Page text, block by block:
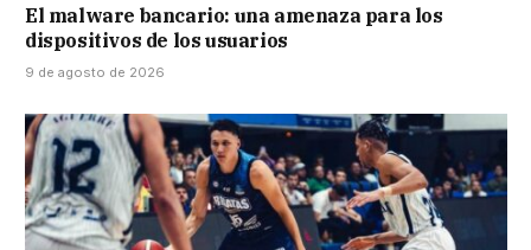
El malware bancario: una amenaza para los
dispositivos de los usuarios
9 de agosto de 2026